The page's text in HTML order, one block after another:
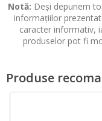
Notă: Deși depunem
informațiilor
caracter informativ,
produselor pot fi
Produse